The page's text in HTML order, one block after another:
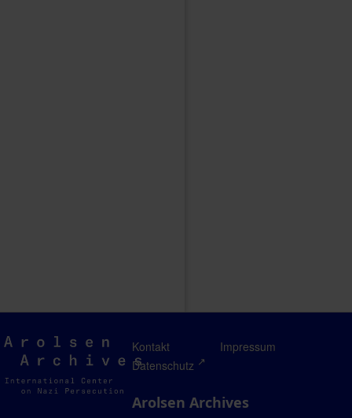
Arolsen
Archives
Kontakt
Impressum
Datenschutz
Arolsen Archives